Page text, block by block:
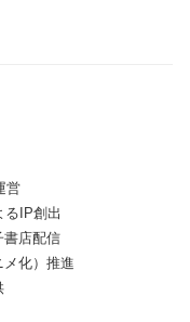
営
るIP創出
書店配信
化）推進